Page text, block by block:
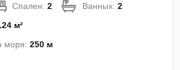
Спален:2 Ванных:2
м²
моря:250 м